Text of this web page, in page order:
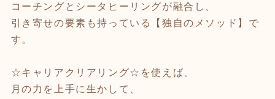
コーチングとシータヒーリングが融合し、
引き寄せの要素も持っている【独自のメソッド】で
す。
☆キャリアクリアリング☆を使えば、
月の力を上手に生かして、